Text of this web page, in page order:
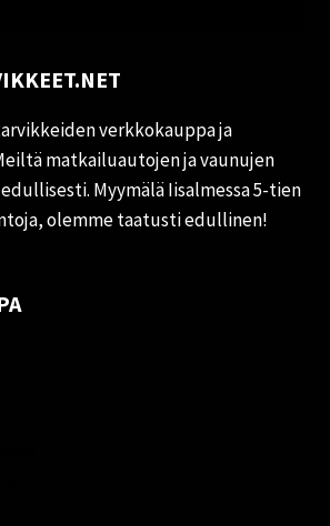
verkkokauppa ja
matkailuautojen ja vaunujen
Myymälä Iisalmessa 5-tien
olemme taatusti edullinen!